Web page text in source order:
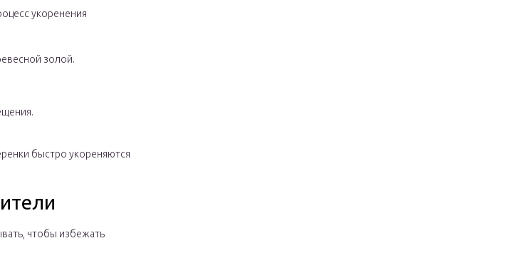
укоренения
золой.
быстро укореняются
чтобы избежать